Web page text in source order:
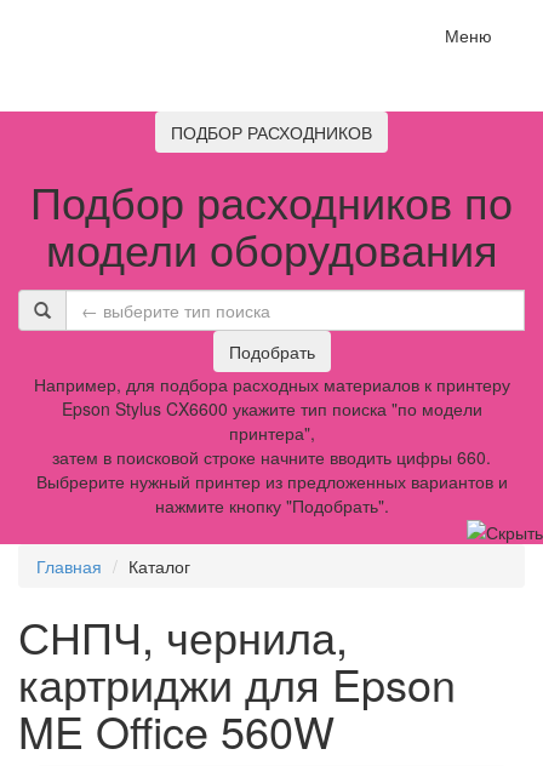
Меню
ПОДБОР РАСХОДНИКОВ
Подбор расходников по
модели оборудования
Подобрать
Например, для подбора расходных материалов к принтеру
Epson Stylus CX6600 укажите тип поиска "по модели
принтера",
затем в поисковой строке начните вводить цифры 660.
Выбрерите нужный принтер из предложенных вариантов и
нажмите кнопку "Подобрать".
Главная Каталог
СНПЧ, чернила,
картриджи для Epson
ME Office 560W